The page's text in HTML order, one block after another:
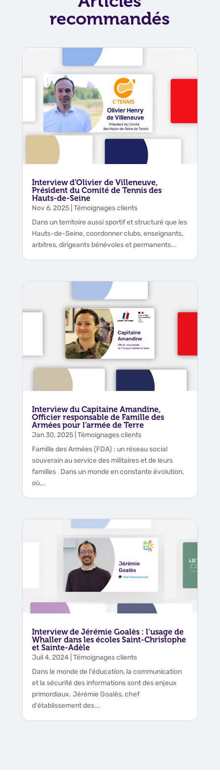
recommandés
Interview d’Olivier de Villeneuve,
Président du Comité de Tennis des
Hauts-de-Seine
Nov 6, 2025| Témoignages clients
Dans un territoire aussi sportif et structuré que les
Hauts-de-Seine, coordonner clubs, enseignants,
arbitres, dirigeants bénévoles et permanents...
Interview du Capitaine Amandine,
Officier responsable de Famille des
Armées pour l’armée de Terre
Jan 30, 2025| Témoignages clients
Famille des Armées (FDA) : un réseau social
souverain au service des militaires et de leurs
familles Dans un monde en constante évolution,
où...
Interview de Jérémie Goalès : l’usage de
Whaller dans les écoles Saint-Christophe
et Sainte-Adèle
Juil 4, 2024 Témoignages clients
Dans le monde de l'éducation, la communication
et la sécurité des informations sont des enjeux
primordiaux. Jérémie Goalès, chef
d'établissement des...